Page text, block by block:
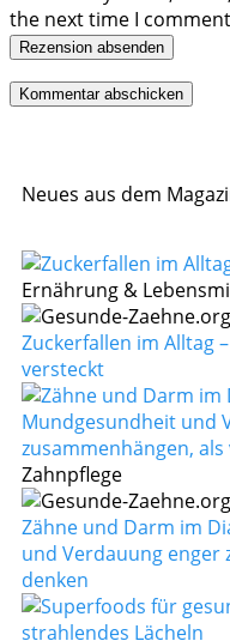
the next time I
Rezension absenden
Neues aus dem
Ernährung &
Zuckerfallen im Alltag
versteckt
Zahnpflege
Zähne und Darm im
und Verdauung enger
denken